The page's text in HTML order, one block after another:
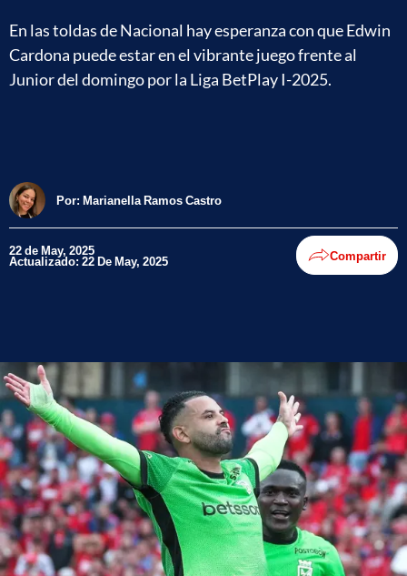
En las toldas de Nacional hay esperanza con que Edwin
Cardona puede estar en el vibrante juego frente al
Junior del domingo por la Liga BetPlay I-2025.
Por: Marianella Ramos Castro
22 de May, 2025
Actualizado: 22 De May, 2025 Compartir